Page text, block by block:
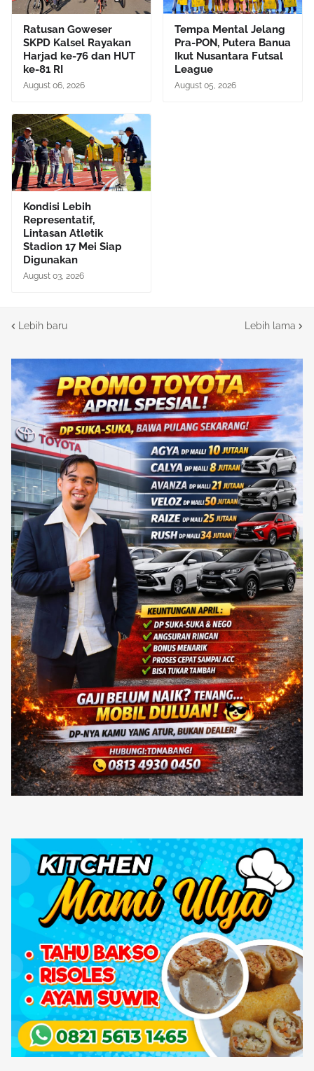
Ratusan Goweser
SKPD Kalsel Rayakan
Harjad ke-76 dan HUT
ke-81 RI
August 06, 2026
Tempa Mental Jelang
Pra-PON, Putera Banua
Ikut Nusantara Futsal
League
August 05, 2026
Kondisi Lebih
Representatif,
Lintasan Atletik
Stadion 17 Mei Siap
Digunakan
August 03, 2026
Lebih baru Lebih lama